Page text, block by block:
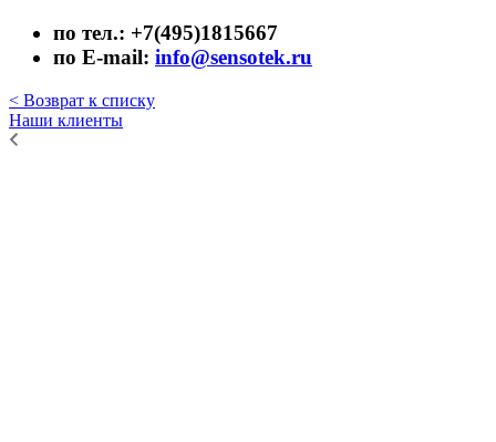
по тел.: +7(495)1815667
по E-mail: info@sensotek.ru
< Возврат к списку
Наши клиенты